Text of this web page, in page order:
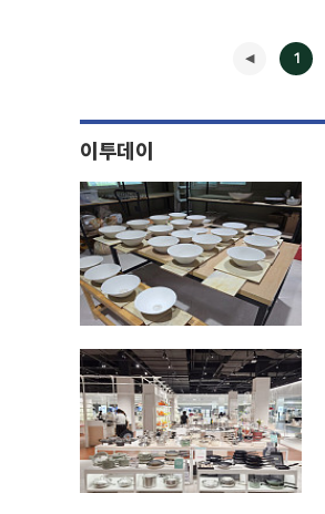
1
이투데이